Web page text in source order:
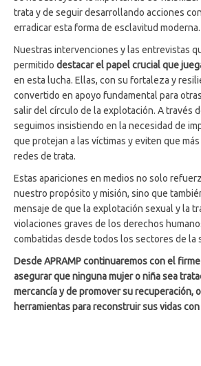
trata y de seguir desarrollando acciones
erradicar esta forma de esclavitud moderna.
Nuestras intervenciones y las entrevistas
permitido destacar el papel crucial que
en esta lucha. Ellas, con su fortaleza y
convertido en apoyo fundamental para
salir del círculo de la explotación. A través
seguimos insistiendo en la necesidad de
que protejan a las víctimas y eviten que
redes de trata.
Estas apariciones en medios no solo
nuestro propósito y misión, sino que
mensaje de que la explotación sexual y la
violaciones graves de los derechos
combatidas desde todos los sectores de la
Desde APRAMP continuaremos con el
asegurar que ninguna mujer o niña sea
mercancía y de promover su recuperación,
herramientas para reconstruir sus vidas